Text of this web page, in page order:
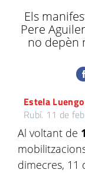
Els
Pere
no depèn
Estela Luengo
Rubí. 11 de
Al voltant de
dimecres, 11